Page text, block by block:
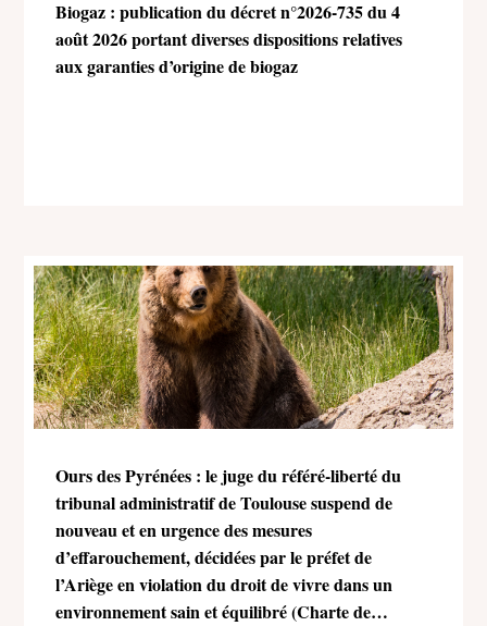
Biogaz : publication du décret n°2026-735 du 4
août 2026 portant diverses dispositions relatives
aux garanties d’origine de biogaz
Ours des Pyrénées : le juge du référé-liberté du
tribunal administratif de Toulouse suspend de
nouveau et en urgence des mesures
d’effarouchement, décidées par le préfet de
l’Ariège en violation du droit de vivre dans un
environnement sain et équilibré (Charte de